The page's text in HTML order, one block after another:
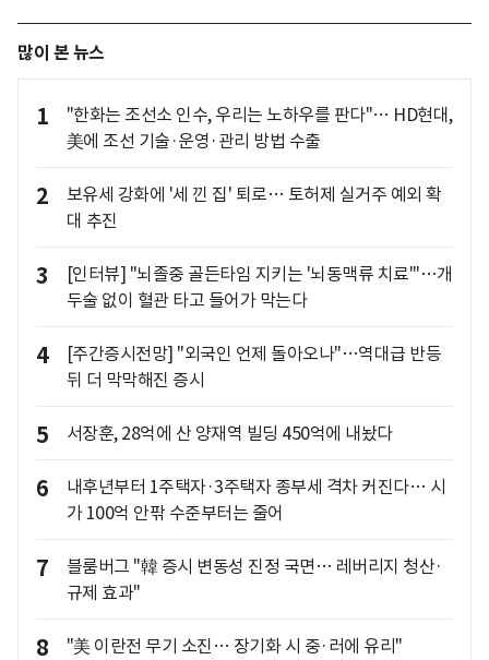
많이 본 뉴스
1
"한화는 조선소 인수, 우리는 노하우를 판다"… HD현대,
美에 조선 기술·운영·관리 방법 수출
2
보유세 강화에 '세 낀 집' 퇴로… 토허제 실거주 예외 확
대 추진
3
[인터뷰] "뇌졸중 골든타임 지키는 '뇌동맥류 치료'"…개
두술 없이 혈관 타고 들어가 막는다
4
[주간증시전망] "외국인 언제 돌아오나"…역대급 반등
뒤 더 막막해진 증시
5 서장훈, 28억에 산 양재역 빌딩 450억에 내놨다
6
내후년부터 1주택자·3주택자 종부세 격차 커진다… 시
가 100억 안팎 수준부터는 줄어
7
블룸버그 "韓 증시 변동성 진정 국면… 레버리지 청산·
규제 효과"
8 "美 이란전 무기 소진… 장기화 시 중·러에 유리"